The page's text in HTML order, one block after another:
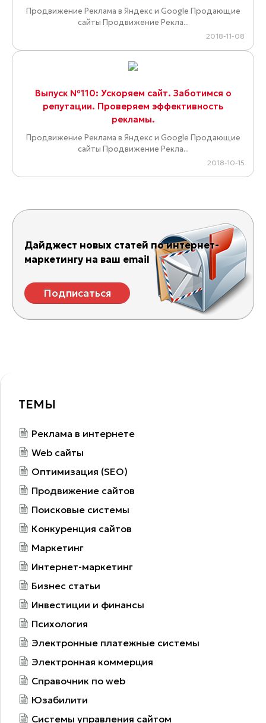
Продвижение Реклама в Яндекс и Google Продающие
сайты Продвижение Рекла...
2018-11-08
Выпуск №110: Ускоряем сайт. Заботимся о
репутации. Проверяем эффективность
рекламы.
Продвижение Реклама в Яндекс и Google Продающие
сайты Продвижение Рекла...
2018-10-15
Дайджест новых статей по интернет-
маркетингу на ваш email
Подписаться
ТЕМЫ
Реклама в интернете
Web сайты
Оптимизация (SEO)
Продвижение сайтов
Поисковые системы
Конкуренция сайтов
Маркетинг
Интернет-маркетинг
Бизнес статьи
Инвестиции и финансы
Психология
Электронные платежные системы
Электронная коммерция
Справочник по web
Юзабилити
Системы управления сайтом